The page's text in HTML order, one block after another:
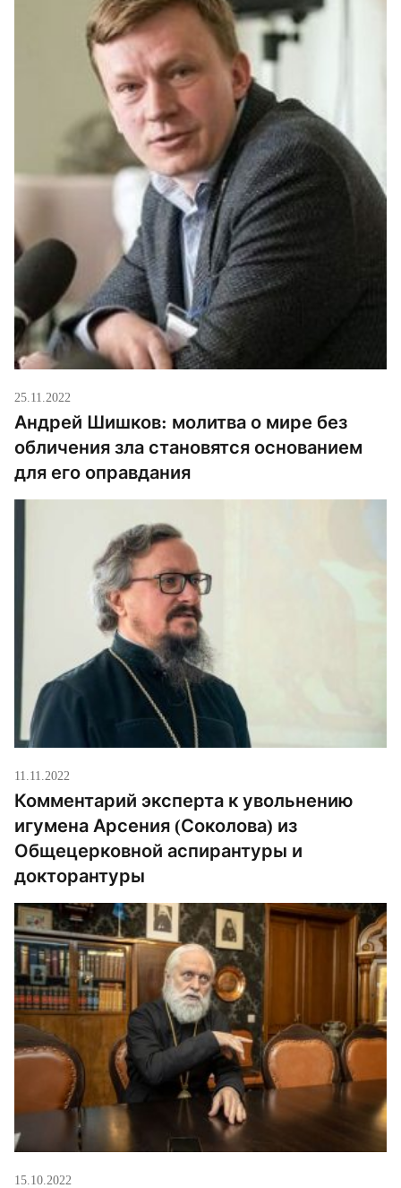
25.11.2022
Андрей Шишков: молитва о мире без
обличения зла становятся основанием
для его оправдания
11.11.2022
Комментарий эксперта к увольнению
игумена Арсения (Соколова) из
Общецерковной аспирантуры и
докторантуры
15.10.2022